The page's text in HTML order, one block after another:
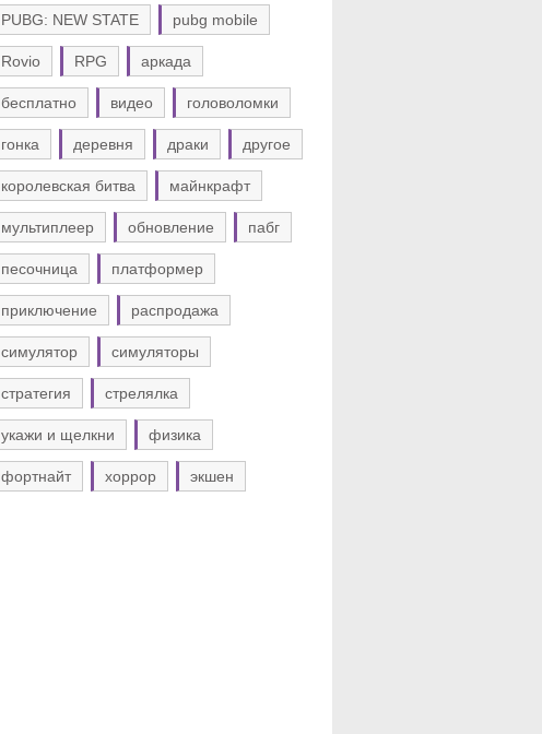
PUBG: NEW STATE pubg mobile
Rovio RPG аркада
бесплатно видео головоломки
гонка деревня драки другое
королевская битва майнкрафт
мультиплеер обновление пабг
песочница платформер
приключение распродажа
симулятор симуляторы
стратегия стрелялка
укажи и щелкни физика
фортнайт хоррор экшен